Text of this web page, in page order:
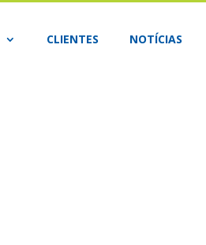
CLIENTES NOTÍCIAS